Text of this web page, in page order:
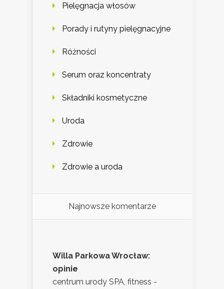
Pielęgnacja włosów
Porady i rutyny pielęgnacyjne
Różności
Serum oraz koncentraty
Składniki kosmetyczne
Uroda
Zdrowie
Zdrowie a uroda
Najnowsze komentarze
Willa Parkowa Wrocław:
opinie
centrum urody SPA, fitness -